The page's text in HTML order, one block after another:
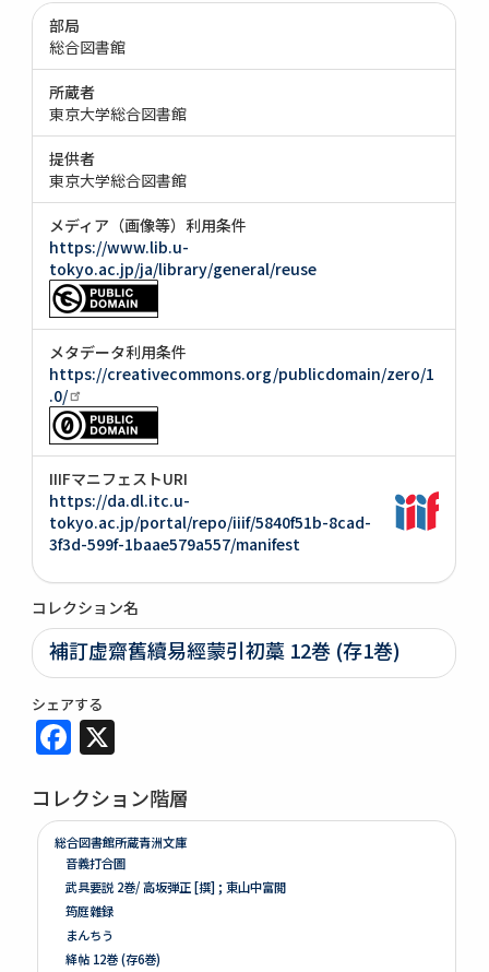
部局
総合図書館
所蔵者
東京大学総合図書館
提供者
東京大学総合図書館
メディア（画像等）利用条件
https://www.lib.u-
tokyo.ac.jp/ja/library/general/reuse
メタデータ利用条件
https://creativecommons.org/publicdomain/zero/1
.0/
IIIFマニフェストURI
https://da.dl.itc.u-
tokyo.ac.jp/portal/repo/iiif/5840f51b-8cad-
3f3d-599f-1baae579a557/manifest
コレクション名
補訂虚齋舊續易經蒙引初藁 12巻 (存1巻)
シェアする
Facebook
コレクション階層
総合図書館所蔵青洲文庫
音義打合圖
武具要説 2巻/ 高坂弾正 [撰] ; 東山中富閲
筠庭雜録
まんちう
絳帖 12巻 (存6巻)